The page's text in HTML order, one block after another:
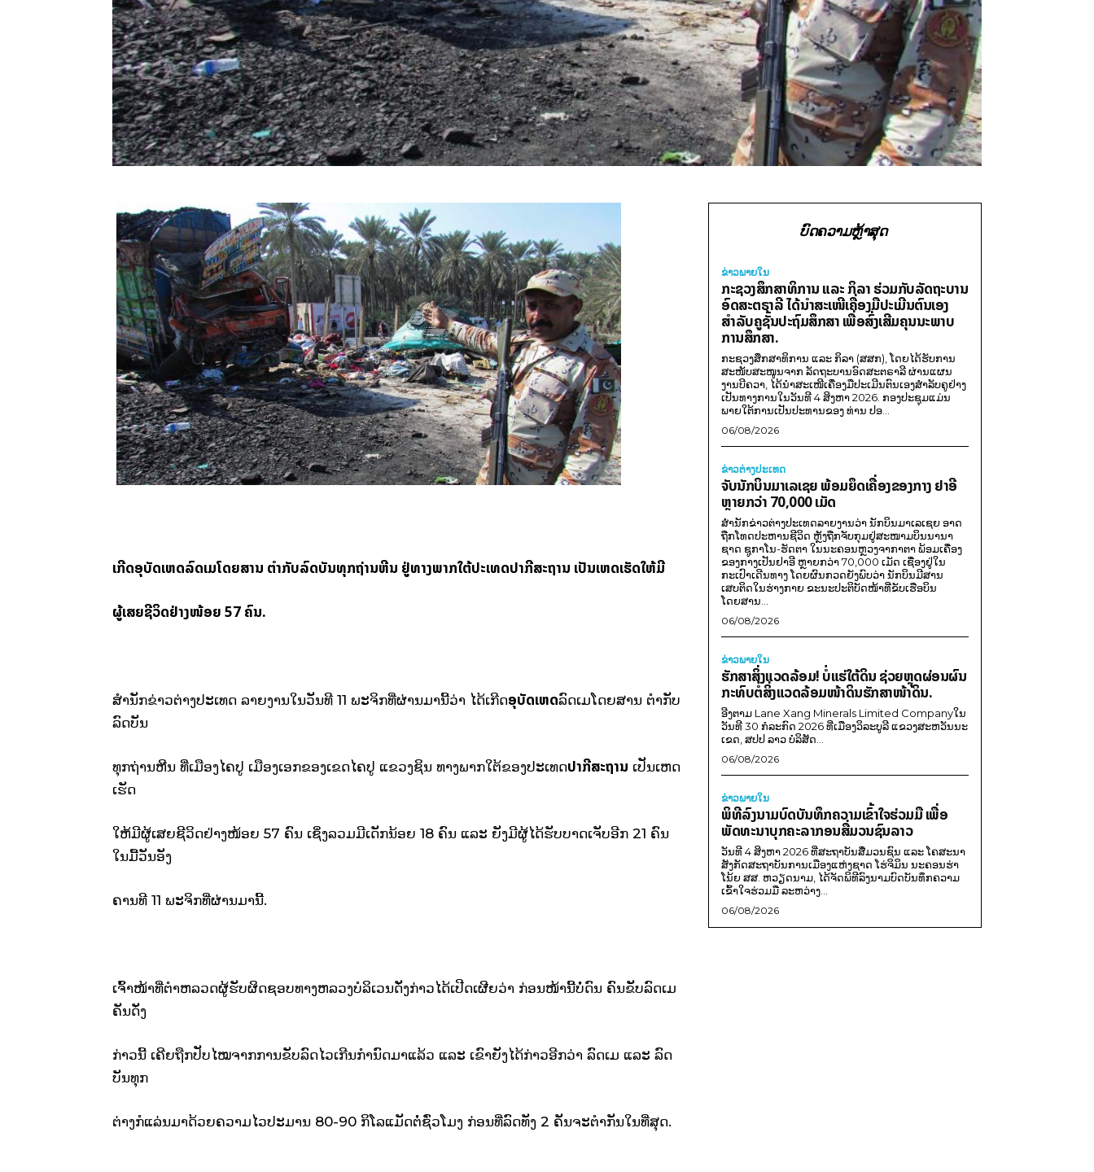
ເກີດອຸບັດເຫດລົດເມໂດຍສານ ຕຳກັບລົດບັນທຸກຖ່ານຫີນ ຢູ່ທາງພາກໃຕ້ປະເທດປາກີສະຖານ ເປັນເຫດເຮັດໃຫ້ມີ
ຜູ້ເສຍຊີວິດຢ່າງໜ້ອຍ 57 ຄົນ.
ສຳນັກຂ່າວຕ່າງປະເທດ ລາຍງານໃນວັນທີ 11 ພະຈິກທີ່ຜ່ານມານີ້ວ່າ ໄດ້ເກີດອຸບັດເຫດລົດເມໂດຍສານ ຕຳກັບ
ລົດບັນ
ທຸກຖ່ານຫີນ ທີ່ເມືອງໄຄປູ ເມືອງເອກຂອງເຂດໄຄປູ ແຂວງຊິນ ທາງພາກໃຕ້ຂອງປະເທດປາກີສະຖານ ເປັນເຫດ
ເຮັດ
ໃຫ້ມີຜູ້ເສຍຊີວິດຢ່າງໜ້ອຍ 57 ຄົນ ເຊິ່ງລວມມີເດັກນ້ອຍ 18 ຄົນ ແລະ ຍັງມີຜູ້ໄດ້ຮັບບາດເຈັບອີກ 21 ຄົນ
ໃນມື້ວັນອັງ
ຄານທີ 11 ພະຈິກທີ່ຜ່ານມານີ້.
ເຈົ້າໜ້າທີ່ຕຳຫລວດຜູ້ຮັບຜິດຊອບທາງຫລວງບໍລິເວນດັ່ງກ່າວໄດ້ເປີດເຜີຍວ່າ ກ່ອນໜ້ານີ້ບໍ່ດົນ ຄົນຂັບລົດເມ
ຄັນດັ່ງ
ກ່າວນີ້ ເຄີຍຖືກປັບໄໝຈາກການຂັບລົດໄວເກີນກຳນົດມາແລ້ວ ແລະ ເຂົາຍັງໄດ້ກ່າວອີກວ່າ ລົດເມ ແລະ ລົດ
ບັນທຸກ
ຕ່າງກໍແລ່ນມາດ້ວຍຄວາມໄວປະມານ 80-90 ກິໂລແມັດຕໍ່ຊົ່ວໂມງ ກ່ອນທີ່ລົດທັງ 2 ຄັນຈະຕຳກັນໃນທີ່ສຸດ.
ບົດຄວາມຫຼ້າສຸດ
ຂ່າວພາຍ​ໃນ
ກະຊວງສຶກສາທິການ ແລະ ກິລາ ຮ່ວມກັບລັດຖະບານ
ອົດສະຕຣາລີ ໄດ້ນຳສະເໜີເຄື່ອງມືປະເມີນຕົນເອງ
ສຳລັບຄູຊັ້ນປະຖົມສຶກສາ ເພື່ອສົ່ງເສີມຄຸນນະພາບ
ການສຶກສາ.
ກະຊວງສຶກສາທິການ ແລະ ກິລາ (ສສກ), ໂດຍໄດ້ຮັບການ
ສະໜັບສະໜູນຈາກ ລັດຖະບານອົດສະຕຣາລີ ຜ່ານແຜນ
ງານບີຄວາ, ໄດ້ນຳສະເໜີເຄື່ອງມືປະເມີນຕົນເອງສຳລັບຄູຢ່າງ
ເປັນທາງການໃນວັນທີ 4 ສິງຫາ 2026. ກອງປະຊຸມແມ່ນ
ພາຍໃຕ້ການເປັນປະທານຂອງ ທ່ານ ປອ...
06/08/2026
ຂ່າວຕ່າງປະເທດ
ຈັບນັກບິນມາເລເຊຍ ພ້ອມຍຶດເຄື່ອງຂອງກາງ ຢາອີ
ຫຼາຍກວ່າ 70,000 ເມັດ
ສຳນັກຂ່າວຕ່າງປະເທດລາຍງານວ່າ ນັກບິນມາເລເຊຍ ອາດ
ຖືກໂທດປະຫານຊີວິດ ຫຼັງຖືກຈັບກຸມຢູ່ສະໜາມບິນນານາ
ຊາດ ຊູກາໂນ-ຮັດຕາ ໃນນະຄອນຫຼວງຈາກາຕາ ພ້ອມເຄື່ອງ
ຂອງກາງເປັນຢາອີ ຫຼາຍກວ່າ 70,000 ເມັດ ເຊື່ອງຢູ່ໃນ
ກະເປົາເດີນທາງ ໂດຍຜົນກວດຍັງພົບວ່າ ນັກບິນມີສານ
ເສບຕິດໃນຮ່າງກາຍ ຂະນະປະຕິບັດໜ້າທີ່ຂັບເຮືອບິນ
ໂດຍສານ...
06/08/2026
ຂ່າວພາຍ​ໃນ
ຮັກສາສິ່ງແວດລ້ອມ! ບໍ່ແຮ່ໃຕ້ດິນ ຊ່ວຍຫຼຸດຜ່ອນຜົນ
ກະທົບຕໍ່ສິ່ງແວດລ້ອມໜ້າດິນຮັກສາໜ້າດິນ.
ອີງຕາມ Lane Xang Minerals Limited Companyໃນ
ວັນທີ 30 ກໍລະກົດ 2026 ທີ່ເມືອງວິລະບູລີ ແຂວງສະຫວັນນະ
ເຂດ, ສປປ ລາວ ບໍລິສັດ...
06/08/2026
ຂ່າວພາຍ​ໃນ
ພິທີລົງນາມບົດບັນທຶກຄວາມເຂົ້າໃຈຮ່ວມມື ເພື່ອ
ພັດທະນາບຸກຄະລາກອນສື່ມວນຊົນລາວ
ວັນທີ 4 ສິງຫາ 2026 ທີ່ສະຖາບັນສື່ມວນຊົນ ແລະ ໂຄສະນາ
ສັງກັດສະຖາບັນການເມືອງແຫ່ງຊາດ ໂຮ່ຈິມິນ ນະຄອນຮ່າ
ໂນ້ຍ ສສ. ຫວຽດນາມ, ໄດ້ຈັດພິທີລົງນາມບົດບັນທຶກຄວາມ
ເຂົ້າໃຈຮ່ວມມື ລະຫວ່າງ...
06/08/2026